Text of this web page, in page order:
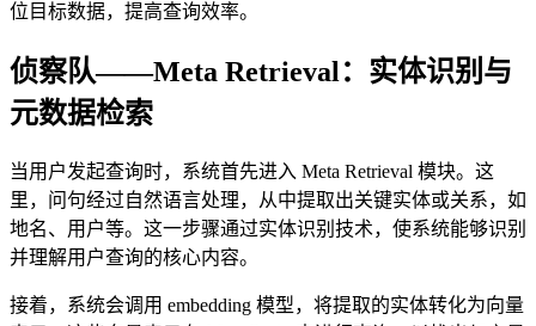
位目标数据，提高查询效率。
侦察队——Meta Retrieval：实体识别与
元数据检索
当用户发起查询时，系统首先进入 Meta Retrieval 模块。这
里，问句经过自然语言处理，从中提取出关键实体或关系，如
地名、用户等。这一步骤通过实体识别技术，使系统能够识别
并理解用户查询的核心内容。
接着，系统会调用 embedding 模型，将提取的实体转化为向量